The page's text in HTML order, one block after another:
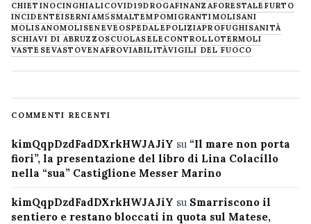
CHIETINOCINGHIALICOVID19DROGAFINANZAFORESTALE FURTO
INCIDENTEISERNIAM5SMALTEMPOMIGRANTIMOLISANI
MOLISANOMOLISENEVE OSPEDALEPOLIZIAPROFUGHISANITÀ
SCHIAVI DI ABRUZZOSCUOLASELECONTROLLOTERMOLI
VASTESEVASTOVENAFROVIABILITÀVIGILI DEL FUOCO
COMMENTI RECENTI
kimQqpDzdFadDXrkHWJAJiY su “Il mare non porta
fiori”, la presentazione del libro di Lina Colacillo
nella “sua” Castiglione Messer Marino
kimQqpDzdFadDXrkHWJAJiY su Smarriscono il
sentiero e restano bloccati in quota sul Matese,